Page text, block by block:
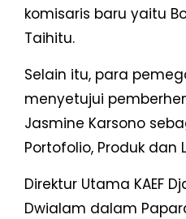
komisaris baru yaitu
Taihitu.
Selain itu, para
menyetujui
Jasmine Karsono
Portofolio, Produk dan
Direktur Utama KAEF
Dwialam dalam